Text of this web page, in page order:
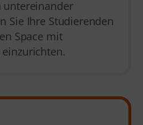
untereinander
Sie Ihre Studierenden
Space mit